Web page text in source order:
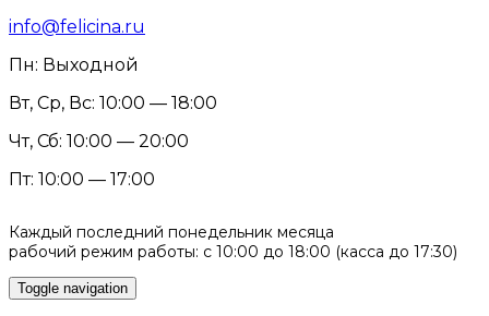
info@felicina.ru
Пн: Выходной
Вт, Ср, Вс: 10:00 — 18:00
Чт, Сб: 10:00 — 20:00
Пт: 10:00 — 17:00
Каждый последний понедельник месяца
рабочий режим работы: с 10:00 до 18:00 (касса до 17:30)
Toggle navigation